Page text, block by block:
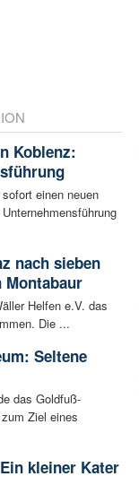
Koblenz:
einen neuen
nach sieben
Montabaur
Helfen e.V. das
Die ...
Seltene
das Goldfuß-
Ziel eines
kleiner Kater